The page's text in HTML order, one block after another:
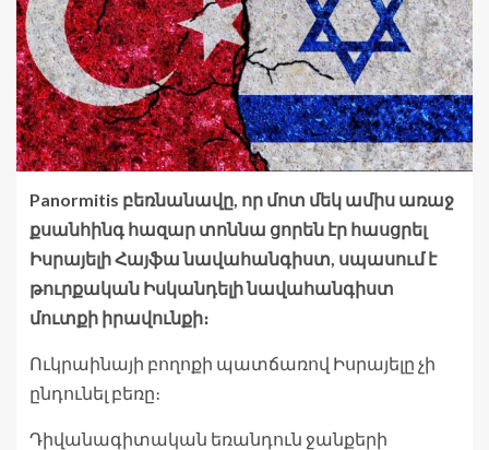
Panormitis բեռնանավը, որ մոտ մեկ ամիս առաջ
քսանհինգ հազար տոննա ցորեն էր հասցրել
Իսրայելի Հայֆա նավահանգիստ, սպասում է
թուրքական Իսկանդելի նավահանգիստ
մուտքի իրավունքի։
Ուկրաինայի բողոքի պատճառով Իսրայելը չի
ընդունել բեռը։
Դիվանագիտական եռանդուն ջանքերի